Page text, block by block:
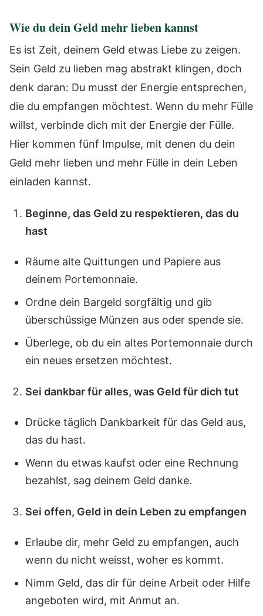
Wie du dein Geld mehr lieben kannst
Es ist Zeit, deinem Geld etwas Liebe zu zeigen.
Sein Geld zu lieben mag abstrakt klingen, doch
denk daran: Du musst der Energie entsprechen,
die du empfangen möchtest. Wenn du mehr Fülle
willst, verbinde dich mit der Energie der Fülle.
Hier kommen fünf Impulse, mit denen du dein
Geld mehr lieben und mehr Fülle in dein Leben
einladen kannst.
Beginne, das Geld zu respektieren, das du
hast
Räume alte Quittungen und Papiere aus
deinem Portemonnaie.
Ordne dein Bargeld sorgfältig und gib
überschüssige Münzen aus oder spende sie.
Überlege, ob du ein altes Portemonnaie durch
ein neues ersetzen möchtest.
Sei dankbar für alles, was Geld für dich tut
Drücke täglich Dankbarkeit für das Geld aus,
das du hast.
Wenn du etwas kaufst oder eine Rechnung
bezahlst, sag deinem Geld danke.
Sei offen, Geld in dein Leben zu empfangen
Erlaube dir, mehr Geld zu empfangen, auch
wenn du nicht weisst, woher es kommt.
Nimm Geld, das dir für deine Arbeit oder Hilfe
angeboten wird, mit Anmut an.